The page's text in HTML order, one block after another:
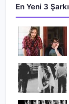
En Yeni 3 Şarkı